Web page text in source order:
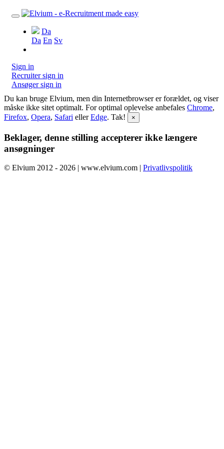
Da
Da En Sv
Sign in
Recruiter sign in
Ansøger sign in
Du kan bruge Elvium, men din Internetbrowser er forældet, og viser
måske ikke sitet optimalt. For optimal oplevelse anbefales Chrome,
Firefox, Opera, Safari ellerEdge. Tak! ×
Beklager, denne stilling accepterer ikke længere
ansøgninger
© Elvium 2012 - 2026 | www.elvium.com | Privatlivspolitik